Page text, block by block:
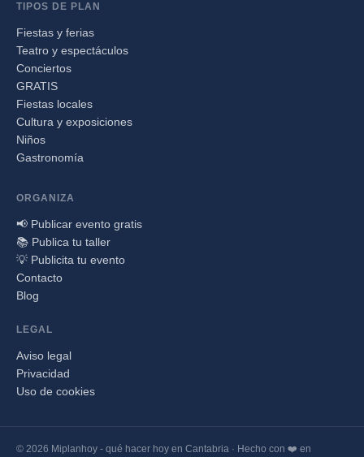
TIPOS DE PLAN
Fiestas y ferias
Teatro y espectáculos
Conciertos
GRATIS
Fiestas locales
Cultura y exposiciones
Niños
Gastronomía
ORGANIZA
📢 Publicar evento gratis
📚 Publica tu taller
💡 Publicita tu evento
Contacto
Blog
LEGAL
Aviso legal
Privacidad
Uso de cookies
© 2026 Miplanhoy - qué hacer hoy en Cantabria · Hecho con ❤️ en